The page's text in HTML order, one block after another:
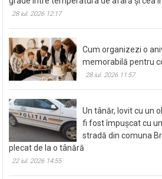
28 iul. 2026 12:17
Cum organizezi o
memorabilă pentru
28 iul. 2026 11:57
Un tânăr, lovit cu un
fi fost împușcat cu
stradă din comuna
plecat de la o tânără
22 iul. 2026 14:55